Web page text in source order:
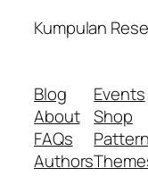
Kumpulan
Blog
About
FAQs
Authors
Events
Shop